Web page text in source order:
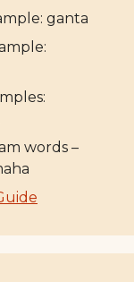
ganta
words –